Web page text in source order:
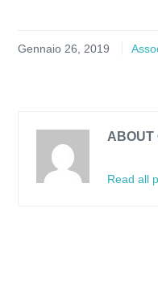
Gennaio 26, 2019
ABOUT
Read all